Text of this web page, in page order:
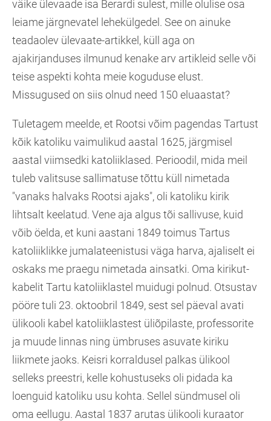
väike ülevaade isa Berardi sulest, mille olulise osa
leiame järgnevatel lehekülgedel. See on ainuke
teadaolev ülevaate-artikkel, küll aga on
ajakirjanduses ilmunud kenake arv artikleid selle või
teise aspekti kohta meie koguduse elust.
Missugused on siis olnud need 150 eluaastat?
Tuletagem meelde, et Rootsi võim pagendas Tartust
kõik katoliku vaimulikud aastal 1625, järgmisel
aastal viimsedki katoliiklased. Perioodil, mida meil
tuleb valitsuse sallimatuse tõttu küll nimetada
"vanaks halvaks Rootsi ajaks", oli katoliku kirik
lihtsalt keelatud. Vene aja algus tõi sallivuse, kuid
võib öelda, et kuni aastani 1849 toimus Tartus
katoliiklikke jumalateenistusi väga harva, ajaliselt ei
oskaks me praegu nimetada ainsatki. Oma kirikut-
kabelit Tartu katoliiklastel muidugi polnud. Otsustav
pööre tuli 23. oktoobril 1849, sest sel päeval avati
ülikooli kabel katoliiklastest üliõpilaste, professorite
ja muude linnas ning ümbruses asuvate kiriku
liikmete jaoks. Keisri korraldusel palkas ülikool
selleks preestri, kelle kohustuseks oli pidada ka
loenguid katoliku usu kohta. Sellel sündmusel oli
oma eellugu. Aastal 1837 arutas ülikooli kuraator